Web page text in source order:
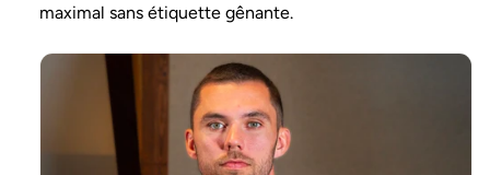
maximal sans étiquette gênante.